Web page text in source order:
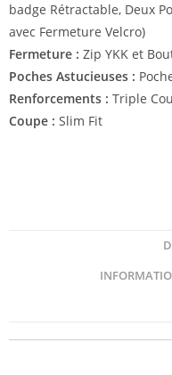
badge Rétractable, Deux
avec Fermeture Velcro)
Fermeture : Zip YKK et
Poches Astucieuses :
Renforcements : Triple
Coupe : Slim Fit